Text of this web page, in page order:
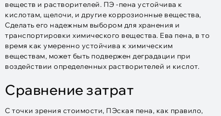
веществ и растворителей. ПЭ -пена устойчива к
кислотам, щелочи, и другие коррозионные вещества,
Сделать его надежным выбором для хранения и
транспортировки химического вещества. Ева пена, в то
время как умеренно устойчива к химическим
веществам, может быть подвержен деградации при
воздействии определенных растворителей и кислот.
Сравнение затрат
С точки зрения стоимости, ПЭская пена, как правило,